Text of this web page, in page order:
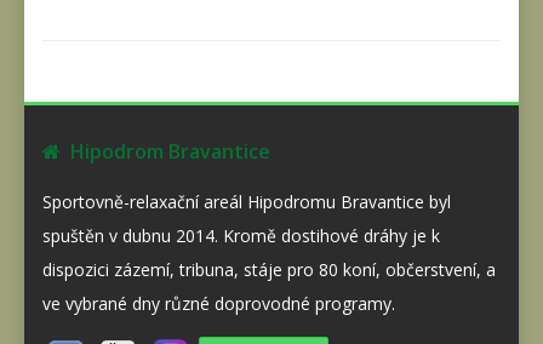
Hipodrom Bravantice
Sportovně-relaxační areál Hipodromu Bravantice byl
spuštěn v dubnu 2014. Kromě dostihové dráhy je k
dispozici zázemí, tribuna, stáje pro 80 koní, občerstvení, a
ve vybrané dny různé doprovodné programy.